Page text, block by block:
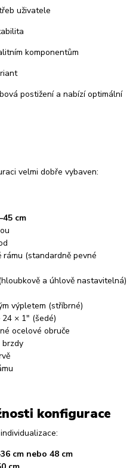
uživatele
komponentům
postižení a nabízí optimální
velmi dobře vybaven:
cm
(standardně pevné
a úhlově nastavitelná)
výpletem (stříbrné)
× 1″ (šedé)
ocelové obruče
brzdy
konfigurace
cm nebo 48 cm